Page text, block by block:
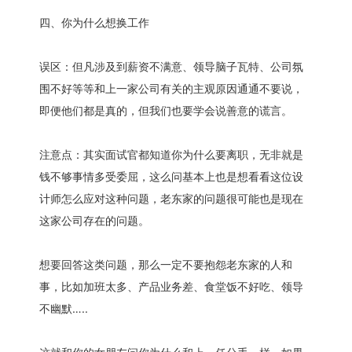
四、你为什么想换工作
误区：但凡涉及到薪资不满意、领导脑子瓦特、公司氛
围不好等等和上一家公司有关的主观原因通通不要说，
即便他们都是真的，但我们也要学会说善意的谎言。
注意点：其实面试官都知道你为什么要离职，无非就是
钱不够事情多受委屈，这么问基本上也是想看看这位设
计师怎么应对这种问题，老东家的问题很可能也是现在
这家公司存在的问题。
想要回答这类问题，那么一定不要抱怨老东家的人和
事，比如加班太多、产品业务差、食堂饭不好吃、领导
不幽默…..